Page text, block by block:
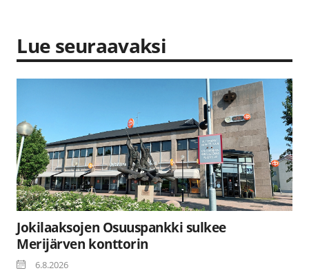
Lue seuraavaksi
Jokilaaksojen Osuuspankki sulkee
Merijärven konttorin
6.8.2026